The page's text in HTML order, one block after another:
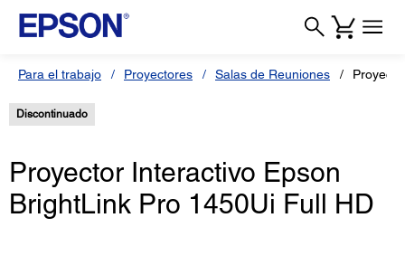
Para el trabajo Proyectores Salas de Reuniones
Discontinuado
Proyector Interactivo Epson
BrightLink Pro 1450Ui Full HD